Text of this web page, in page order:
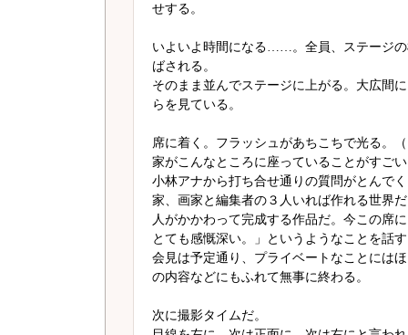
せする。
いよいよ時間になる……。全員、ステージ
ばされる。
そのまま並んでステージに上がる。大広間
らを見ている。
席に着く。フラッシュがあちこちで光る。
家がこんなところに座っていることがすご
小林アナから打ち合せ通りの質問がとんで
家、画家と編集者の３人いれば作れる世界
人がかかわって完成する作品だ。今この席
とても感慨深い。」というようなことを話
会見は予定通り、プライベートなことには
の内容などにもふれて無事に終わる。
次に撮影タイムだ。